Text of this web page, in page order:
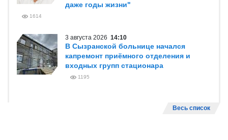
даже годы жизни"
1614
3 августа 2026 14:10
В Сызранской больнице начался
капремонт приёмного отделения и
входных групп стационара
1195
Весь список